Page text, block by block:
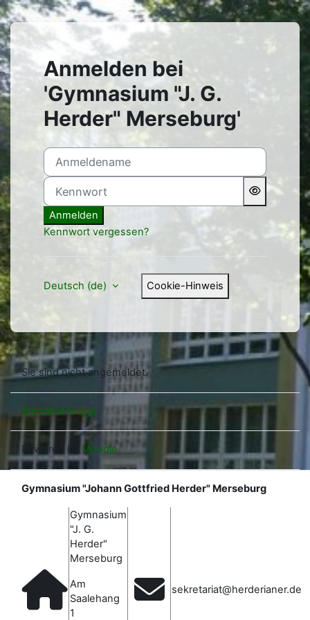
Zum Hauptinhalt
Anmelden bei
'Gymnasium "J. G.
Herder" Merseburg'
Anmeldename
Kennwort
Anmelden
Kennwort vergessen?
Deutsch ‎(de)‎ Cookie-Hinweis
Sie sind nicht angemeldet.
Standarddesign
Powered by Moodle
Gymnasium "Johann Gottfried Herder" Merseburg
Gymnasium
"J. G.
Herder"
Merseburg
Am
Saalehang
1
sekretariat@herderianer.de